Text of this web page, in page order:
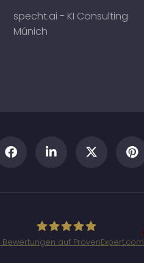
specht.ai - KI Consulting
Múnich
Bewertungen auf ProvenExpert.com